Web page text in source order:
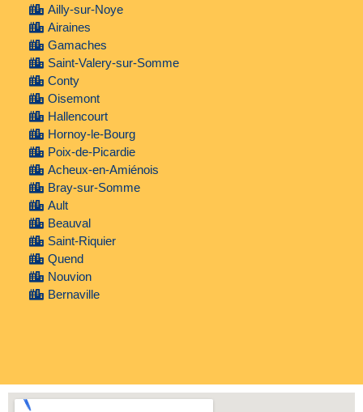
Ailly-sur-Noye
Airaines
Gamaches
Saint-Valery-sur-Somme
Conty
Oisemont
Hallencourt
Hornoy-le-Bourg
Poix-de-Picardie
Acheux-en-Amiénois
Bray-sur-Somme
Ault
Beauval
Saint-Riquier
Quend
Nouvion
Bernaville